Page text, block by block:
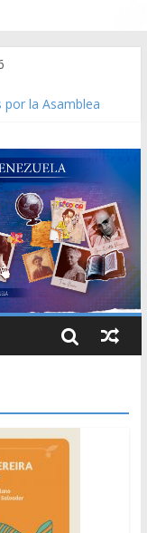
la Asamblea
año CXXXIII Mes V,
Bor